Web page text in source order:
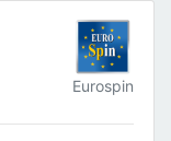
Eurospin